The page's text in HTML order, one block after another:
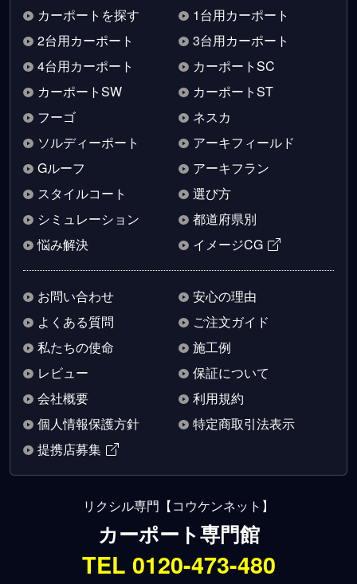
カーポートを探す
1台用カーポート
2台用カーポート
3台用カーポート
4台用カーポート
カーポートSC
カーポートSW
カーポートST
フーゴ
ネスカ
ソルディーポート
アーキフィールド
Gルーフ
アーキフラン
スタイルコート
選び方
シミュレーション
都道府県別
悩み解決
イメージCG
お問い合わせ
安心の理由
よくある質問
ご注文ガイド
私たちの使命
施工例
レビュー
保証について
会社概要
利用規約
個人情報保護方針
特定商取引法表示
提携店募集
リクシル専門【コウケンネット】
カーポート専門館
TEL 0120-473-480